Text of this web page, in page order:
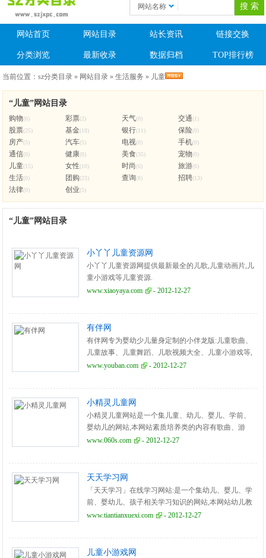
网站名称
网站首页 网站目录 站长资讯 链接交换
分类浏览 最新收录 数据归档 TOP排行榜
当前位置：sz分类目录 » 网站目录 »生活服务 » 儿童
“儿童”网站目录
购物(6) 彩票(2) 天气(0) 交通(1)
股票(25) 基金(18) 银行(11) 保险(0)
房产(5) 汽车(5) 电视(0) 手机(0)
通信(0) 健康(0) 美食(35) 宠物(0)
儿童(15) 女性(10) 时尚(6) 旅游(6)
生活(0) 团购(23) 查询(8) 招聘(13)
法律(0) 创业(5)
“儿童”网站目录
小丫丫儿童资源网
小丫丫儿童资源网提供最新最全的儿歌,儿童动画片,儿
童小游戏等儿童资源.
www.xiaoyaya.com
- 2012-12-27
有伴网
有伴网专为婴幼少儿量身定制的小伴龙版:儿童歌曲、
儿童故事、儿童舞蹈、儿歌视频大全、儿童小游戏等,
是儿童心灵成长的启蒙教育平台,创造现代儿童美好生
www.youban.com - 2012-12-27
小精灵儿童网
小精灵儿童网站是一个集儿童、幼儿、婴儿、学前、
婴幼儿的网站,本网站素质培养类的内容有歌曲、游
戏、故事、谜语、舞蹈、动画片、图片;生活常识类的
www.060s.com - 2012-12-27
天天学习网
「天天学习」在线学习网站:是一个集幼儿、婴儿、学
前、婴幼儿、孩子相关学习知识的网站,本网站幼儿教
育类的内容有故事、简笔画、幼儿教学、早教知识、
www.tiantianxuexi.com - 2012-12-27
儿童小游戏网